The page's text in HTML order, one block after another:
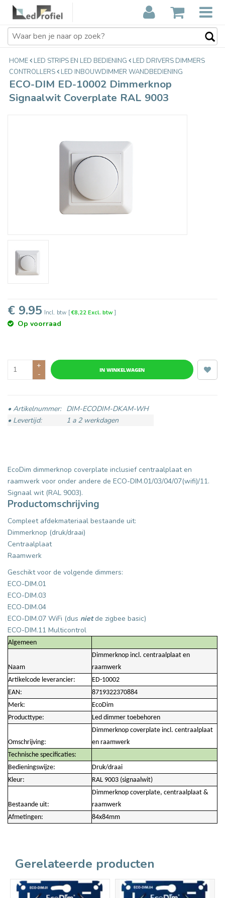
ECO-DIM ED-10002 Dimmerknop
Signaalwit Coverplate RAL 9003
€9,95
HOME LED STRIPS EN LED BEDIENING
LED DRIVERS DIMMERS
CONTROLLERS
LED INBOUWDIMMER WANDBEDIENING
ECO-DIM ED-10002 Dimmerknop
Signaalwit Coverplate RAL 9003
€ 9.95 Incl. btw [€8,22 Excl. btw]
Op voorraad
+
-
IN WINKELWAGEN
• Artikelnummer: DIM-ECODIM-DKAM-WH
• Levertijd:
1 a 2 werkdagen
EcoDim dimmerknop coverplate inclusief centraalplaat en
raamwerk voor onder andere de ECO-DIM.01/03/04/07(wifi)/11.
Signaal wit (RAL 9003).
Productomschrijving
Compleet afdekmateriaal bestaande uit:
Dimmerknop (druk/draai)
Centraalplaat
Raamwerk
Geschikt voor de volgende dimmers:
ECO-DIM.01
ECO-DIM.03
ECO-DIM.04
ECO-DIM.07 WiFi (dus niet de zigbee basic)
ECO-DIM.11 Multicontrol
Algemeen
Naam
Dimmerknop incl. centraalplaat en
raamwerk
Artikelcode leverancier:
ED-10002
EAN:
8719322370884
Merk:
EcoDim
Producttype:
Led dimmer toebehoren
Omschrijving:
Dimmerknop coverplate incl. centraalplaat
en raamwerk
Technische specificaties:
Bedieningswijze:
Druk/draai
Kleur:
RAL 9003 (signaalwit)
Bestaande uit:
Dimmerknop coverplate, centraalplaat &
raamwerk
Afmetingen:
84x84mm
Gerelateerde producten